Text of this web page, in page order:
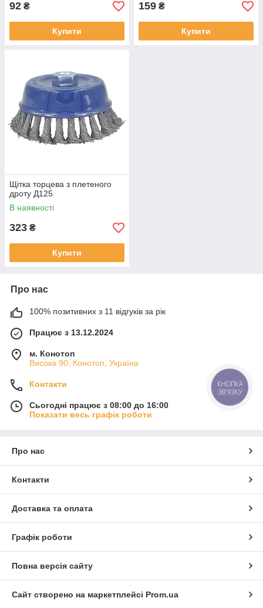
92 ₴
Купити
159 ₴
Купити
Щітка торцева з плетеного
дроту Д125
В наявності
323 ₴
Купити
Про нас
100% позитивних з 11 відгуків за рік
Працює з 13.12.2024
м. Конотоп
Висока 90, Конотоп, Україна
Контакти
Сьогодні працює з 08:00 до 16:00
Показати весь графік роботи
Про нас
Контакти
Доставка та оплата
Графік роботи
Повна версія сайту
Сайт створено на маркетплейсі Prom.ua
КНОПКА
ЗВ'ЯЗКУ